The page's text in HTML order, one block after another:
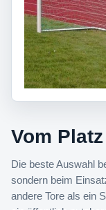
Vom
Die beste Auswahl
sondern beim
andere Tore als ein